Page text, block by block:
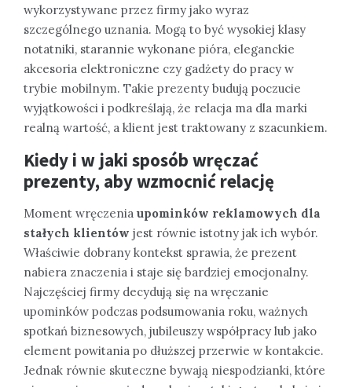
wykorzystywane przez firmy jako wyraz
szczególnego uznania. Mogą to być wysokiej klasy
notatniki, starannie wykonane pióra, eleganckie
akcesoria elektroniczne czy gadżety do pracy w
trybie mobilnym. Takie prezenty budują poczucie
wyjątkowości i podkreślają, że relacja ma dla marki
realną wartość, a klient jest traktowany z szacunkiem.
Kiedy i w jaki sposób wręczać
prezenty, aby wzmocnić relację
Moment wręczenia upominków reklamowych dla
stałych klientów jest równie istotny jak ich wybór.
Właściwie dobrany kontekst sprawia, że prezent
nabiera znaczenia i staje się bardziej emocjonalny.
Najczęściej firmy decydują się na wręczanie
upominków podczas podsumowania roku, ważnych
spotkań biznesowych, jubileuszy współpracy lub jako
element powitania po dłuższej przerwie w kontakcie.
Jednak równie skuteczne bywają niespodzianki, które